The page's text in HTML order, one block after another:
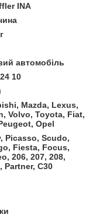
INA
автомобіль
10
Mazda, Lexus,
Volvo, Toyota, Fiat,
Opel
Picasso, Scudo,
Fiesta, Focus,
206, 207, 208,
Partner, C30